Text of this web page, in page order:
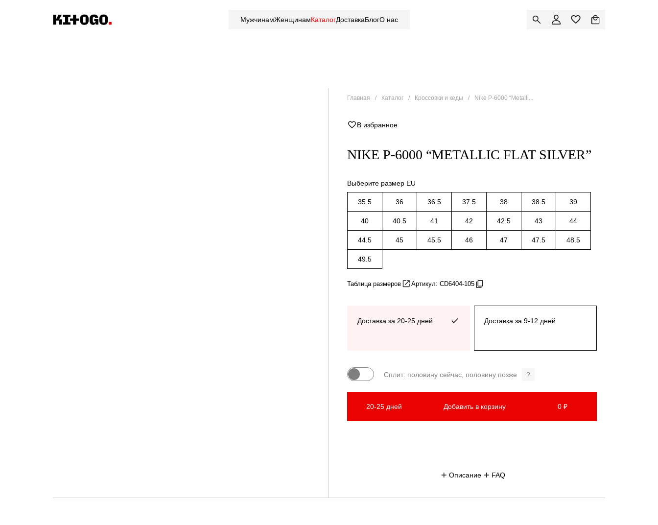
МужчинамЖенщинамКаталогДоставкаБлогО нас
Главная Каталог Кроссовки и кеды Nike P-6000 “Metalli...
NIKE P-6000 “METALLIC FLAT SILVER”
В избранное
Выберите размер EU
35.5 36 36.5 37.5 38 38.5 39
40 40.5 41 42 42.5 43 44
44.5 45 45.5 46 47 47.5 48.5
49.5
Таблица размеров Артикул: CD6404-105
Доставка за 20-25 дней Доставка за 9-12 дней
Сплит: половину сейчас, половину позже ?
20-25 дней Добавить в корзину 0 ₽
Описание FAQ